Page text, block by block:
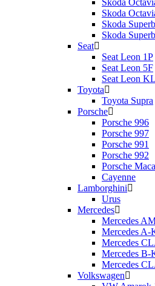
Skoda
Skoda
Skoda
Skoda
Seat
Seat Leon 1P
Seat Leon 5F
Seat Leon KL
Toyota
Toyota Supra
Porsche
Porsche 996
Porsche 997
Porsche 991
Porsche 992
Porsche
Cayenne
Lamborghini
Urus
Mercedes
Mercedes
Mercedes A-
Mercedes
Mercedes B-
Mercedes
Volkswagen